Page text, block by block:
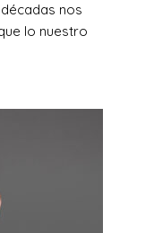
nos
lo nuestro